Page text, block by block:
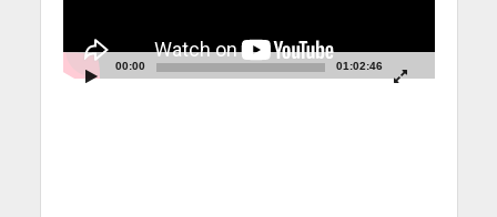
00:00 01:02:46